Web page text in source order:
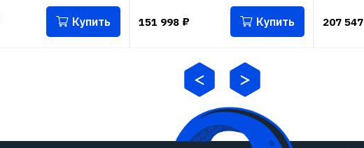
Купить 151 998 ₽ Купить 207 547